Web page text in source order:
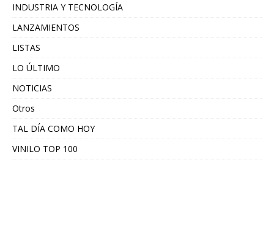
INDUSTRIA Y TECNOLOGÍA
LANZAMIENTOS
LISTAS
LO ÚLTIMO
NOTICIAS
Otros
TAL DÍA COMO HOY
VINILO TOP 100